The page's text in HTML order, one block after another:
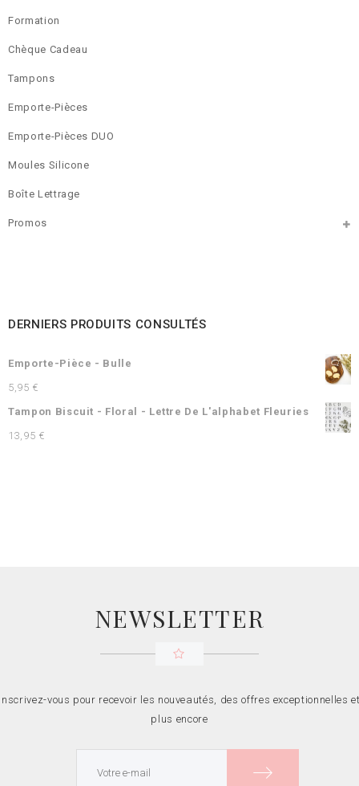
Formation
Chèque Cadeau
Tampons
Emporte-Pièces
Emporte-Pièces DUO
Moules Silicone
Boîte Lettrage
Promos
DERNIERS PRODUITS CONSULTÉS
Emporte-Pièce - Bulle
5,95 €
Tampon Biscuit - Floral - Lettre De L'alphabet Fleuries
13,95 €
NEWSLETTER
vous pour recevoir les nouveautés, des offres exceptionnelles
plus encore